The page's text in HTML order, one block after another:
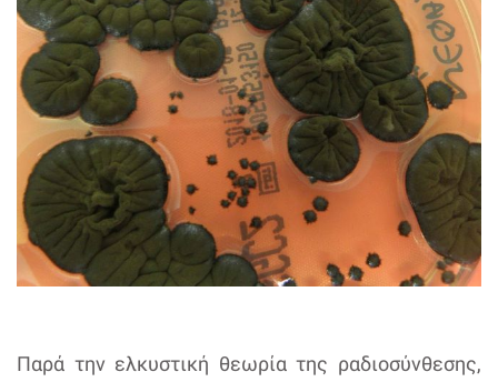
Παρά την ελκυστική θεωρία της ραδιοσύνθεσης,